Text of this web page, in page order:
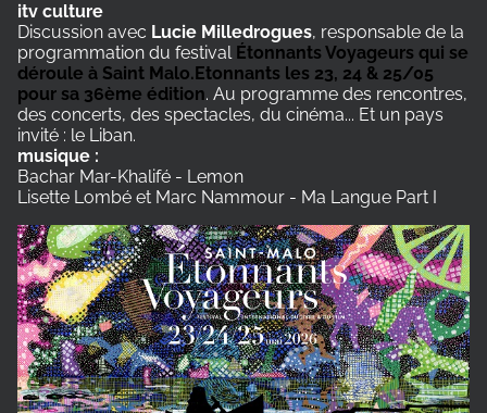
itv culture
Discussion avec Lucie Milledrogues, responsable de la
programmation du festival Étonnants Voyageurs qui se
déroule à Saint Malo.Etonnants les 23, 24 & 25/05
pour sa 36ème édition. Au programme des rencontres,
des concerts, des spectacles, du cinéma... Et un pays
invité : le Liban.
musique :
Bachar Mar-Khalifé - Lemon
Lisette Lombé et Marc Nammour - Ma Langue Part I